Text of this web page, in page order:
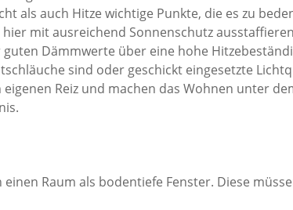
als auch Hitze wichtige Punkte, die es zu
hier mit ausreichend Sonnenschutz
Dämmwerte über eine hohe
sind oder geschickt eingesetzte
Reiz und machen das Wohnen unter
Raum als bodentiefe Fenster. Diese